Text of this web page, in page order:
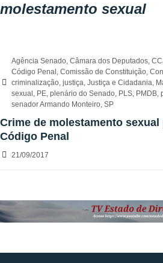
molestamento sexual
Agência Senado, Câmara dos Deputados,
Código Penal , Comissão de Constituição,
criminalização, justiça, Justiça e Cidadania,
sexual , PE, plenário do Senado, PLS, PMDB,
senador Armando Monteiro, SP
Crime de molestamento
Código Penal
21/09/2017